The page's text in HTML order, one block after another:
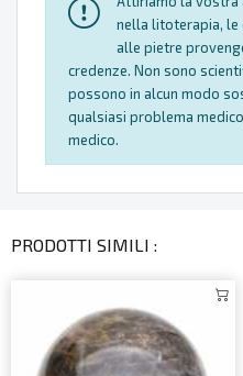
nella litoterapia, le
alle pietre
credenze. Non sono
possono in alcun modo
qualsiasi problema
medico.
PRODOTTI SIMILI :